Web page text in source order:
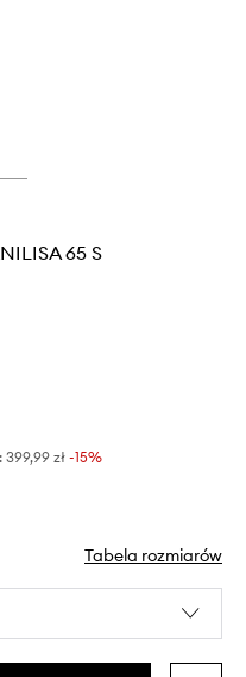
65 S
399,99 zł -15%
Tabela rozmiarów